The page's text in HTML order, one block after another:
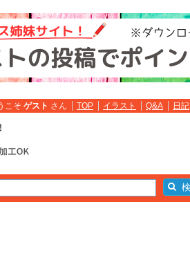
こそ ゲスト さん TOP イラスト Q&A 日記